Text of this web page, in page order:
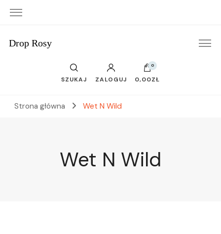
Drop Rosy
SZUKAJ ZALOGUJ
0
0,00ZŁ
Strona główna Wet N Wild
Wet N Wild